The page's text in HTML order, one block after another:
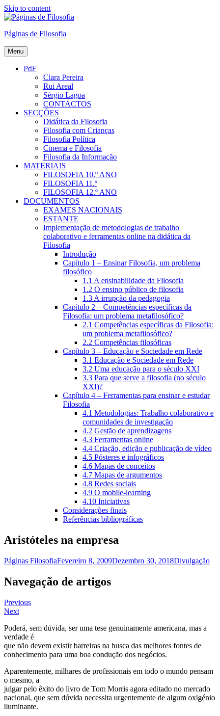
Skip to content
Páginas de Filosofia
Menu
PdF
Clara Pereira
Rui Areal
Sérgio Lagoa
CONTACTOS
SECÇÕES
Didática da Filosofia
Filosofia com Crianças
Filosofia Política
Cinema e Filosofia
Filosofia da Informação
MATERIAIS
FILOSOFIA 10.º ANO
FILOSOFIA 11.º
FILOSOFIA 12.º ANO
DOCUMENTOS
EXAMES NACIONAIS
ESTANTE
Implementação de metodologias de trabalho
colaborativo e ferramentas online na didática da
Filosofia
Introdução
Capítulo 1 – Ensinar Filosofia, um problema
filosófico
1.1 A ensinabilidade da Filosofia
1.2 O ensino público de filosofia
1.3 A irrupção da pedagogia
Capítulo 2 – Competências específicas da
Filosofia: um problema metafilosófico?
2.1 Competências específicas da Filosofia:
um problema metafilosófico?
2.2 Competências filosóficas
Capítulo 3 – Educação e Sociedade em Rede
3.1 Educação e Sociedade em Rede
3.2 Uma educação para o século XXI
3.3 Para que serve a filosofia (no século
XXI)?
Capítulo 4 – Ferramentas para ensinar e estudar
Filosofia
4.1 Metodologias: Trabalho colaborativo e
comunidades de investigação
4.2 Gestão de aprendizagens
4.3 Ferramentas online
4.4 Criação, edição e publicação de vídeo
4.5 Pósteres e infográficos
4.6 Mapas de conceitos
4.7 Mapas de argumentos
4.8 Redes sociais
4.9 O mobile-learning
4.10 Iniciativas
Considerações finais
Referências bibliográficas
Aristóteles na empresa
Páginas FilosofiaFevereiro 8, 2009Dezembro 30, 2018Divulgação
Navegação de artigos
Previous
Next
Poderá, sem dúvida, ser uma tese genuinamente americana, mas a
verdade é
que não devem existir barreiras na busca das melhores fontes de
conhecimento para uma boa condução dos negócios.
Aparentemente, milhares de profissionais em todo o mundo pensam
o mesmo, a
julgar pelo êxito do livro de Tom Morris agora editado no mercado
nacional, que sem dúvida necessita urgentemente de algum oxigénio
iluminante.